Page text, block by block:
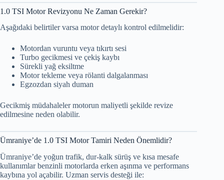
1.0 TSI Motor Revizyonu Ne Zaman Gerekir?
Aşağıdaki belirtiler varsa motor detaylı kontrol edilmelidir:
Motordan vuruntu veya tıkırtı sesi
Turbo gecikmesi ve çekiş kaybı
Sürekli yağ eksiltme
Motor tekleme veya rölanti dalgalanması
Egzozdan siyah duman
Gecikmiş müdahaleler motorun maliyetli şekilde revize
edilmesine neden olabilir.
Ümraniye’de 1.0 TSI Motor Tamiri Neden Önemlidir?
Ümraniye’de yoğun trafik, dur-kalk sürüş ve kısa mesafe
kullanımlar benzinli motorlarda erken aşınma ve performans
kaybına yol açabilir. Uzman servis desteği ile: